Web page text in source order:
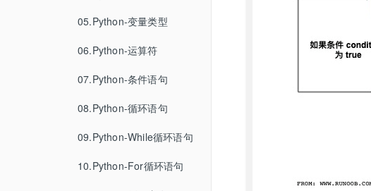
08.HQL
09.DB2
10.Cassandra
11.BigQuery
05.Python-变量类型
06.Python-运算符
07.Python-条件语句
08.Python-循环语句
09.Python-While循环语句
10.Python-For循环语句